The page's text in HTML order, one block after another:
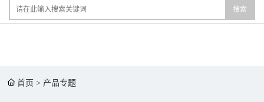
搜索
首页 > 产品专题